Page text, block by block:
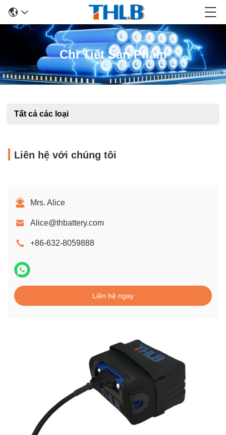
Chi Tiết Sản Phẩm
Tất cả các loại
Liên hệ với chúng tôi
Mrs. Alice
Alice@thbattery.com
+86-632-8059888
Liên hệ ngay